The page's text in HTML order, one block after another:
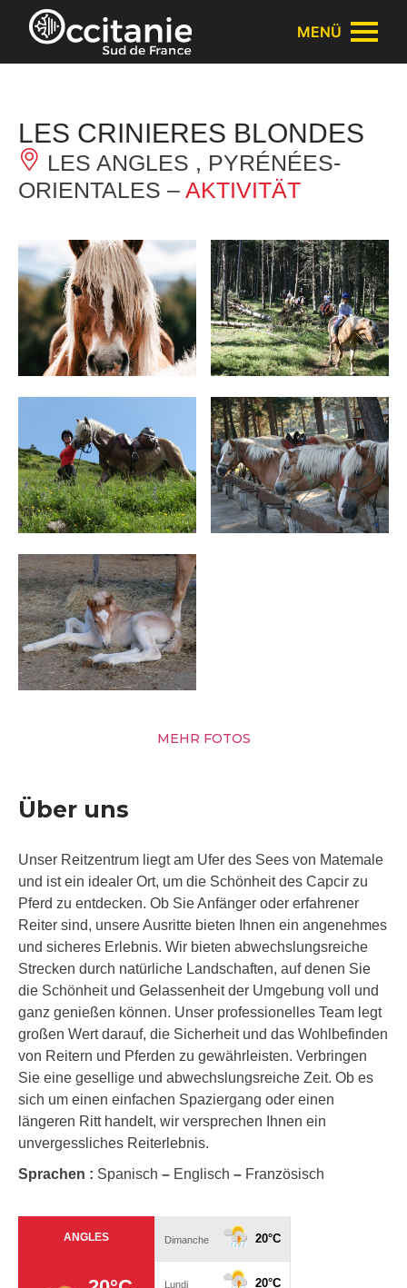
Cookie-Einstellungen
MENÜ
LES CRINIERES BLONDES
LES ANGLES , PYRÉNÉES-
ORIENTALES – AKTIVITÄT
MEHR FOTOS
Über uns
Unser Reitzentrum liegt am Ufer des Sees von Matemale
und ist ein idealer Ort, um die Schönheit des Capcir zu
Pferd zu entdecken. Ob Sie Anfänger oder erfahrener
Reiter sind, unsere Ausritte bieten Ihnen ein angenehmes
und sicheres Erlebnis. Wir bieten abwechslungsreiche
Strecken durch natürliche Landschaften, auf denen Sie
die Schönheit und Gelassenheit der Umgebung voll und
ganz genießen können. Unser professionelles Team legt
großen Wert darauf, die Sicherheit und das Wohlbefinden
von Reitern und Pferden zu gewährleisten. Verbringen
Sie eine gesellige und abwechslungsreiche Zeit. Ob es
sich um einen einfachen Spaziergang oder einen
längeren Ritt handelt, wir versprechen Ihnen ein
unvergessliches Reiterlebnis.
Sprachen : Spanisch – Englisch – Französisch